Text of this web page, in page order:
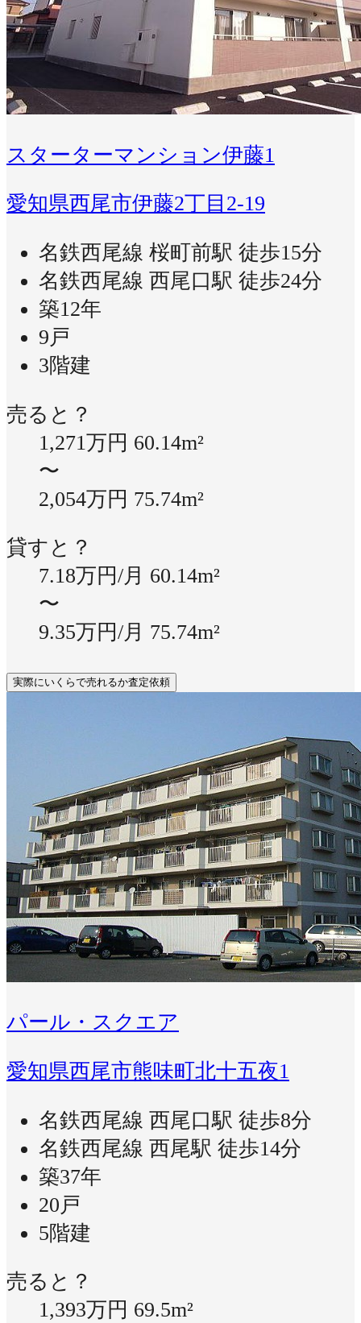
スターターマンション伊藤1
愛知県西尾市伊藤2丁目2-19
名鉄西尾線 桜町前駅 徒歩15分
名鉄西尾線 西尾口駅 徒歩24分
築12年
9戸
3階建
売ると？
1,271万円 60.14m²
〜
2,054万円 75.74m²
貸すと？
7.18万円/月 60.14m²
〜
9.35万円/月 75.74m²
実際にいくらで売れるか査定依頼
パール・スクエア
愛知県西尾市熊味町北十五夜1
名鉄西尾線 西尾口駅 徒歩8分
名鉄西尾線 西尾駅 徒歩14分
築37年
20戸
5階建
売ると？
1,393万円 69.5m²